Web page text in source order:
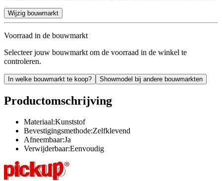
Wijzig bouwmarkt
Voorraad in de bouwmarkt
Selecteer jouw bouwmarkt om de voorraad in de winkel te
controleren.
In welke bouwmarkt te koop? Showmodel bij andere bouwmarkten
Productomschrijving
Materiaal:Kunststof
Bevestigingsmethode:Zelfklevend
Afneembaar:Ja
Verwijderbaar:Eenvoudig